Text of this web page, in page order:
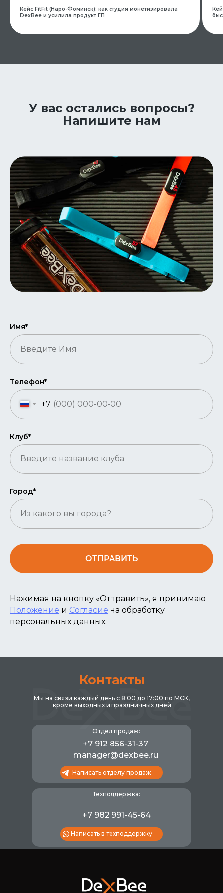
сайкл, функциональный
высокоинтенсивные
групповая тренировка, мини-
Кейc FitFit (Наро-Фоминск): как студия монетизировала
DexBee и усилила продукт ГП
У вас остались вопросы?
Напишите нам
Имя*
Телефон*
+7
Клуб*
Город*
ОТПРАВИТЬ
Нажимая на кнопку «Отправить», я принимаю
Положение и Согласие на обработку
персональных данных.
+7 912 856-31-37
manager@dexbee.ru
Отдел продаж:
+7 982 991-45-64
Написать в техподдержку
Техподдержка:
Мы на связи каждый день с 8:00 до 17:00 по МСК,
кроме выходных и праздничных дней
Контакты
Написать отделу продаж